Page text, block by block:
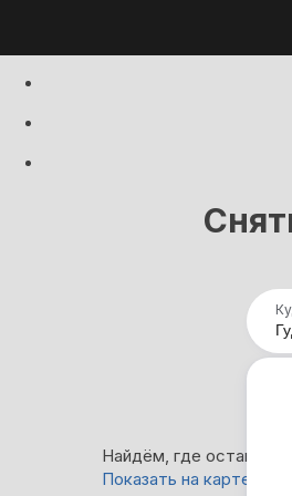
Найдём, где
Показать на карте